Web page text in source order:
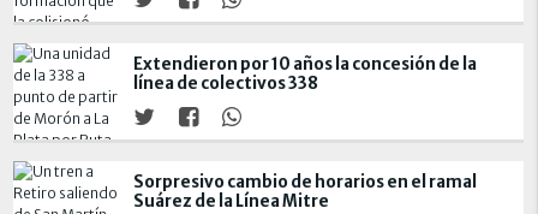
Extendieron por 10 años la concesión de la
línea de colectivos 338
Sorpresivo cambio de horarios en el ramal
Suárez de la Línea Mitre